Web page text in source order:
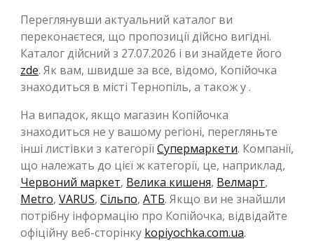
Переглянувши актуальний каталог ви
переконаєтеся, що пропозиції дійсно вигідні.
Каталог дійсний з 27.07.2026 і ви знайдете його
zde. Як вам, швидше за все, відомо, Копійочка
знаходиться в місті Тернопіль, а також у .
На випадок, якщо магазин Копійочка
знаходиться не у вашому регіоні, перегляньте
інші листівки з категоріїСупермаркети. Компанії,
що належать до цієї ж категорії, це, наприклад,
Червоний маркет, Велика кишеня, Велмарт,
Metro, VARUS, Сільпо, АТБ. Якщо ви не знайшли
потрібну інформацію про Копійочка, відвідайте
офіційну веб-сторінку kopiyochka.com.ua.